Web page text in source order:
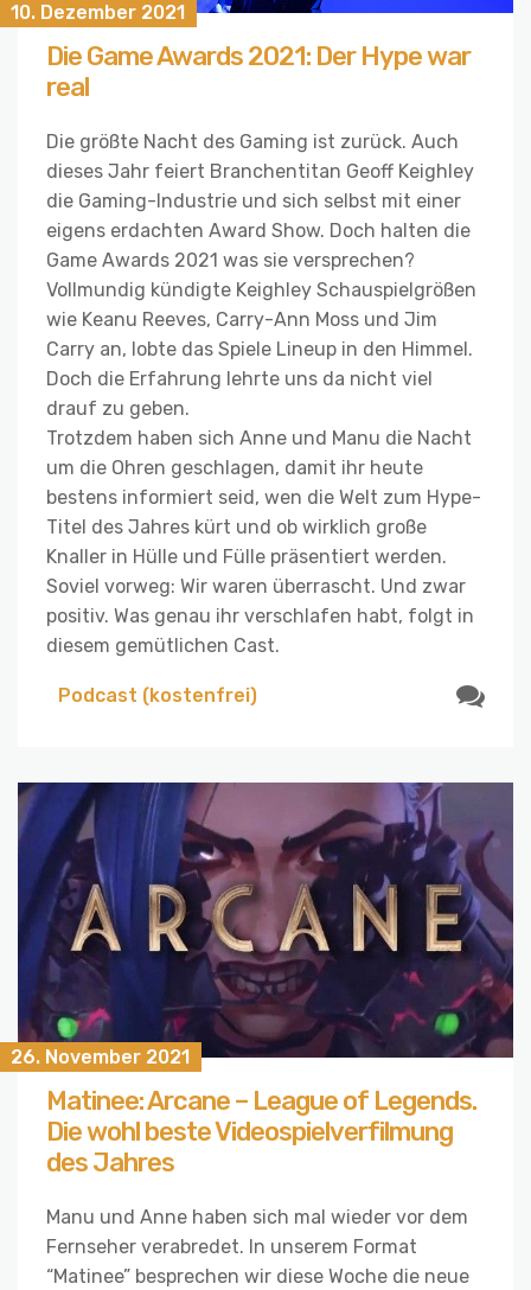
10. Dezember 2021
Die Game Awards 2021: Der Hype war
real
Die größte Nacht des Gaming ist zurück. Auch
dieses Jahr feiert Branchentitan Geoff Keighley
die Gaming-Industrie und sich selbst mit einer
eigens erdachten Award Show. Doch halten die
Game Awards 2021 was sie versprechen?
Vollmundig kündigte Keighley Schauspielgrößen
wie Keanu Reeves, Carry-Ann Moss und Jim
Carry an, lobte das Spiele Lineup in den Himmel.
Doch die Erfahrung lehrte uns da nicht viel
drauf zu geben.
Trotzdem haben sich Anne und Manu die Nacht
um die Ohren geschlagen, damit ihr heute
bestens informiert seid, wen die Welt zum Hype-
Titel des Jahres kürt und ob wirklich große
Knaller in Hülle und Fülle präsentiert werden.
Soviel vorweg: Wir waren überrascht. Und zwar
positiv. Was genau ihr verschlafen habt, folgt in
diesem gemütlichen Cast.
Podcast (kostenfrei)
26. November 2021
Matinee: Arcane – League of Legends.
Die wohl beste Videospielverfilmung
des Jahres
Manu und Anne haben sich mal wieder vor dem
Fernseher verabredet. In unserem Format
“Matinee” besprechen wir diese Woche die neue